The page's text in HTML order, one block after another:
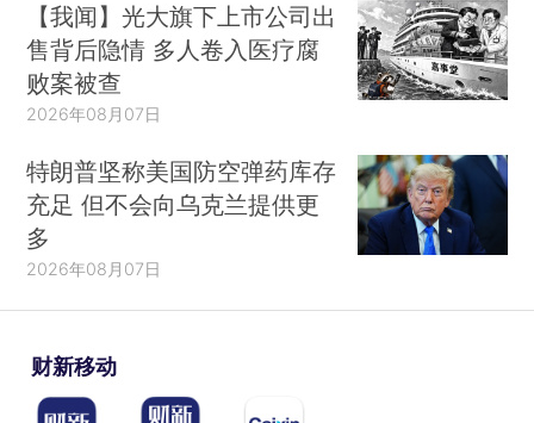
【我闻】光大旗下上市公司出
售背后隐情 多人卷入医疗腐
败案被查
2026年08月07日
特朗普坚称美国防空弹药库存
充足 但不会向乌克兰提供更
多
2026年08月07日
财新移动